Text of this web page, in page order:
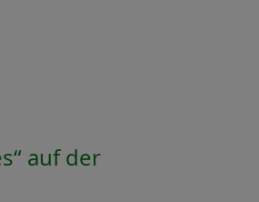
auf der